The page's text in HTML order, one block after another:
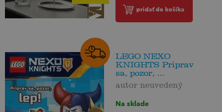
pridať do košíka
LEGO NEXO
KNIGHTS Priprav
sa, pozor, ...
autor neuvedený
Na sklade